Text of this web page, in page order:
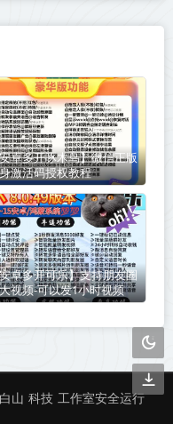
卓多开啄木鸟】微信正版
激活码授权教程
卓多开可乐】支持朋友圈
视频-可以发1小时视频
山 科技 工作室安全运行